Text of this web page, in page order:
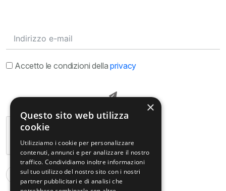
Accetto le condizioni dellaprivacy
×
Questo sito web utilizza
cookie
Utilizziamo i cookie per personalizzare
contenuti, annunci e per analizzare il nostro
traffico. Condividiamo inoltre informazioni
sul tuo utilizzo del nostro sito con i nostri
partner pubblicitari e di analisi che